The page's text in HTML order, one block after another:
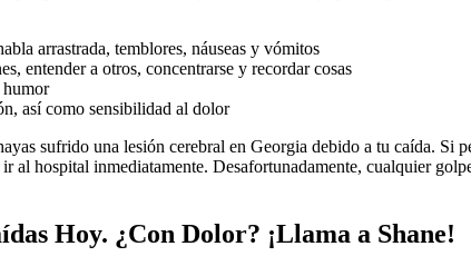
arrastrada, temblores, náuseas y vómitos
entender a otros, concentrarse y recordar cosas
humor
así como sensibilidad al dolor
sufrido una lesión cerebral en Georgia debido a tu caída. Si
hospital inmediatamente. Desafortunadamente, cualquier
Hoy. ¿Con Dolor? ¡Llama a Shane!